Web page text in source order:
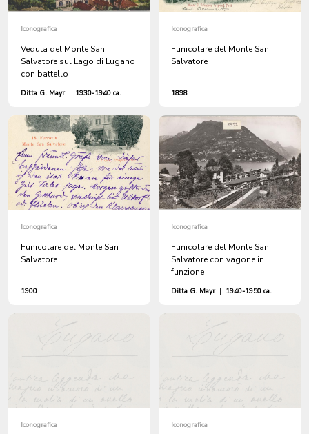
Iconografica
Veduta del Monte San
Salvatore sul Lago di Lugano
con battello
Ditta G. Mayr | 1930-1940 ca.
Iconografica
Funicolare del Monte San
Salvatore
1898
Iconografica
Funicolare del Monte San
Salvatore
1900
Iconografica
Funicolare del Monte San
Salvatore con vagone in
funzione
Ditta G. Mayr | 1940-1950 ca.
Iconografica Iconografica